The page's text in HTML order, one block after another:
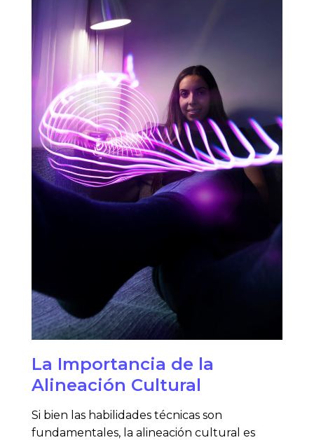
La Importancia de la
Alineación Cultural
Si bien las habilidades técnicas son
fundamentales, la alineación cultural es